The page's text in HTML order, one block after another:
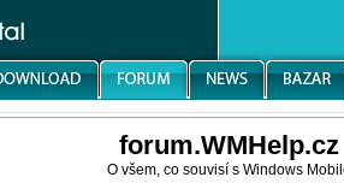
forum.WMHelp.cz
O všem, co souvisí s Windows